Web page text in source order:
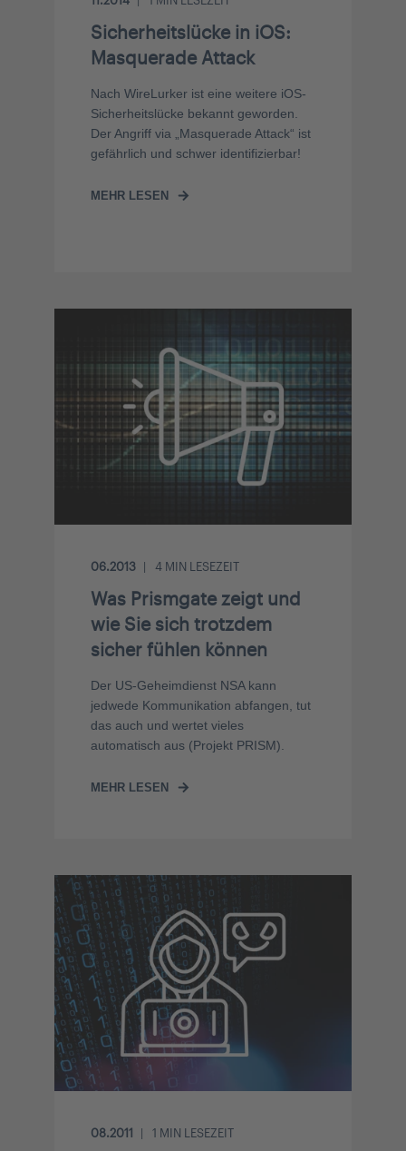
Sicherheitslücke in iOS:
Masquerade Attack
Nach WireLurker ist eine weitere iOS-
Sicherheitslücke bekannt geworden.
Der Angriff via „Masquerade Attack“ ist
gefährlich und schwer identifizierbar!
MEHR LESEN
06.2013 4 MIN LESEZEIT
Was Prismgate zeigt und
wie Sie sich trotzdem
sicher fühlen können
Der US-Geheimdienst NSA kann
jedwede Kommunikation abfangen, tut
das auch und wertet vieles
automatisch aus (Projekt PRISM).
MEHR LESEN
08.2011 1 MIN LESEZEIT